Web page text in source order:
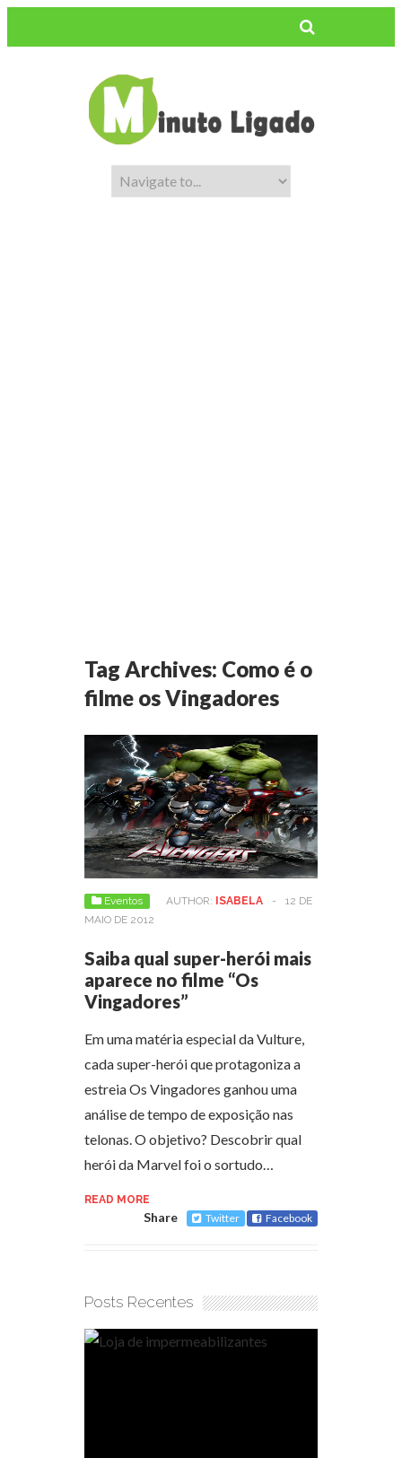
Tag Archives: Como é o
filme os Vingadores
Eventos AUTHOR: ISABELA -
12 DE
MAIO DE 2012
Saiba qual super-herói mais
aparece no filme “Os
Vingadores”
Em uma matéria especial da Vulture,
cada super-herói que protagoniza a
estreia Os Vingadores ganhou uma
análise de tempo de exposição nas
telonas. O objetivo? Descobrir qual
herói da Marvel foi o sortudo…
READ MORE
Share Twitter Facebook
Posts Recentes